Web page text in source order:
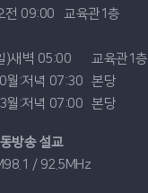
전 09:00
교육관1층
)새벽 05:00
교육관1층
월:저녁 07:30 본당
월:저녁 07:00 본당
방송 설교
/ 92.5MHz